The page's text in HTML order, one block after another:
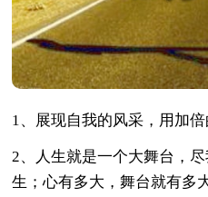
1、展现自我的风采，用加倍
2、人生就是一个大舞台，
生；心有多大，舞台就有多